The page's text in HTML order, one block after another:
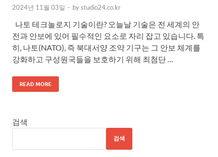
2024년 11월 03일 - bystudio24.co.kr
나토 테크놀로지 기술이란? 오늘날 기술은 전 세계의 안
전과 안보에 있어 필수적인 요소로 자리 잡고 있습니다. 특
히, 나토(NATO), 즉 북대서양 조약 기구는 그 안보 체계를
강화하고 구성원국들을 보호하기 위해 최첨단 …
READ MORE
검색
검색